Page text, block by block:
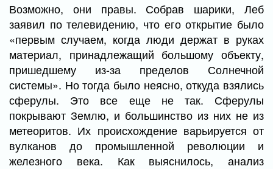
Возможно, они правы. Собрав шарики, Леб
заявил по телевидению, что его открытие было
«первым случаем, когда люди держат в руках
материал, принадлежащий большому объекту,
пришедшему из-за пределов Солнечной
системы». Но тогда было неясно, откуда взялись
сферулы. Это все еще не так. Сферулы
покрывают Землю, и большинство из них не из
метеоритов. Их происхождение варьируется от
вулканов до промышленной революции и
железного века. Как выяснилось, анализ